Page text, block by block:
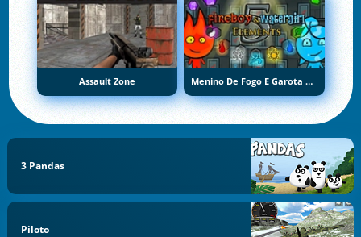
Assault Zone Menino De Fogo E Garota De Água 5: Elementos
3 Pandas
Piloto